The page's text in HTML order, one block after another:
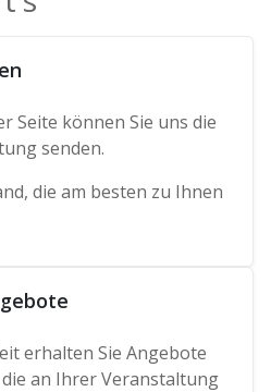
Seite können Sie uns die
senden.
die am besten zu Ihnen
erhalten Sie Angebote
an Ihrer Veranstaltung